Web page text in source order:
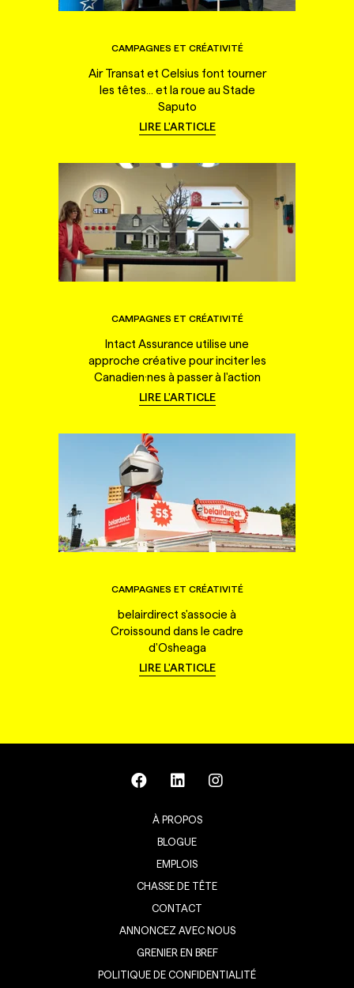
CAMPAGNES ET CRÉATIVITÉ
Air Transat et Celsius font tourner
les têtes... et la roue au Stade
Saputo
LIRE L'ARTICLE
CAMPAGNES ET CRÉATIVITÉ
Intact Assurance utilise une
approche créative pour inciter les
Canadien·nes à passer à l'action
LIRE L'ARTICLE
CAMPAGNES ET CRÉATIVITÉ
belairdirect s'associe à
Croissound dans le cadre
d'Osheaga
LIRE L'ARTICLE
À PROPOS
BLOGUE
EMPLOIS
CHASSE DE TÊTE
CONTACT
ANNONCEZ AVEC NOUS
GRENIER EN BREF
POLITIQUE DE CONFIDENTIALITÉ